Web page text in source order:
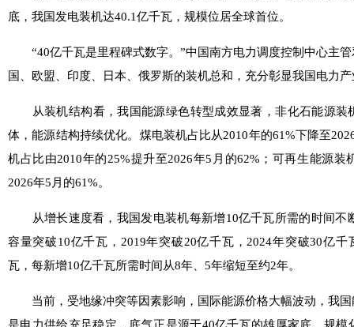
底，我国发电装机达40.1亿千瓦，规模位居全球首位。
“40亿千瓦是里程碑式数字。”中国南方电力调度控制中心主管
国、欧盟、印度、日本、俄罗斯的装机总和，充分彰显我国电力
从装机结构看，我国能源绿色转型成效显著，非化石能源装
体，能源结构持续优化。煤电装机占比从2010年的61%下降至
机占比由2010年的25%提升至2026年5月的62%；可再生能源装
2026年5月的61%。
从增长速度看，我国发电装机每新增10亿千瓦所需的时间不
容量突破10亿千瓦，2019年突破20亿千瓦，2024年突破30亿千
瓦，每新增10亿千瓦所需时间从8年、5年缩短至约2年。
当前，受地缘冲突等因素影响，国际能源价格大幅波动，我国